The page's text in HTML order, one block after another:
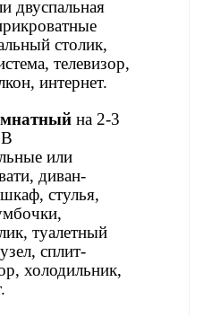
двуспальная
столик,
телевизор,
интернет.
на 2-3
В
или
диван-
стулья,
туалетный
сплит-
холодильник,